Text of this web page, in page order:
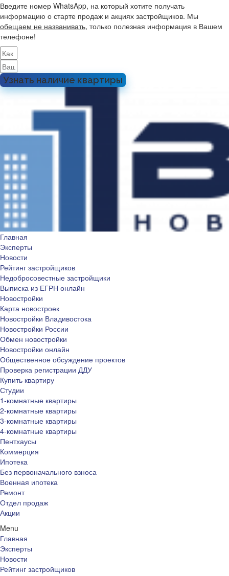
Введите номер WhatsApp, на который хотите получать
информацию о старте продаж и акциях застройщиков. Мы
обещаем не названивать, только полезная информация в Вашем
телефоне!
Узнать наличие квартиры
Главная
Эксперты
Новости
Рейтинг застройщиков
Недобросовестные застройщики
Выписка из ЕГРН онлайн
Новостройки
Карта новостроек
Новостройки Владивостока
Новостройки России
Обмен новостройки
Новостройки онлайн
Общественное обсуждение проектов
Проверка регистрации ДДУ
Купить квартиру
Студии
1-комнатные квартиры
2-комнатные квартиры
3-комнатные квартиры
4-комнатные квартиры
Пентхаусы
Коммерция
Ипотека
Без первоначального взноса
Военная ипотека
Ремонт
Отдел продаж
Акции
Menu
Главная
Эксперты
Новости
Рейтинг застройщиков